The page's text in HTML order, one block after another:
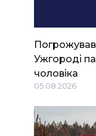
Ужгороді
чоловіка
05.08.2026